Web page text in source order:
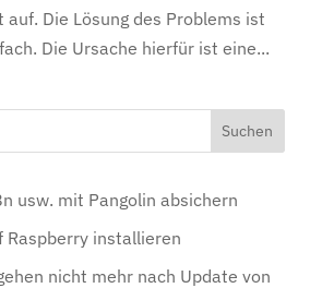
Die Lösung des Problems ist
Die Ursache hierfür ist eine...
usw. mit Pangolin absichern
Raspberry installieren
nicht mehr nach Update von